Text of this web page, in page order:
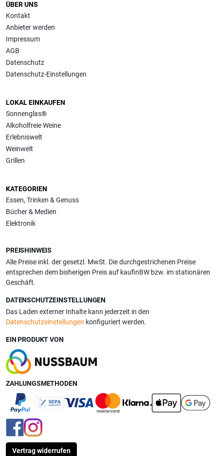
ÜBER UNS
Kontakt
Anbieter werden
Impressum
AGB
Datenschutz
Datenschutz-Einstellungen
LOKAL EINKAUFEN
Sonnenglas®
Alkoholfreie Weine
Erlebniswelt
Weinwelt
Grillen
KATEGORIEN
Essen, Trinken & Genuss
Bücher & Medien
Elektronik
PREISHINWEIS
Alle Preise inkl. der gesetzl. MwSt. Die durchgestrichenen Preise
entsprechen dem bisherigen Preis auf kaufinBW bzw. im stationären
Geschäft.
DATENSCHUTZEINSTELLUNGEN
Das Laden externer Inhalte kann jederzeit in den
Datenschutzeinstellungen konfiguriert werden.
EIN PRODUKT VON
ZAHLUNGSMETHODEN
Vertrag widerrufen